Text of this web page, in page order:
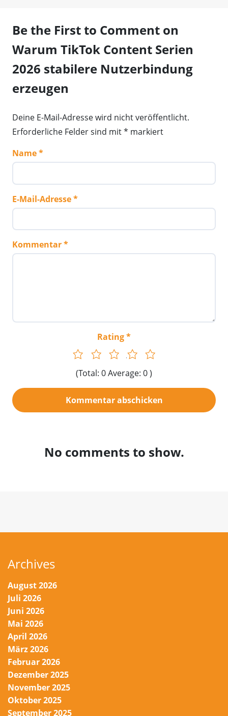
Be the First to Comment on
Warum TikTok Content Serien
2026 stabilere Nutzerbindung
erzeugen
Deine E-Mail-Adresse wird nicht veröffentlicht.
Erforderliche Felder sind mit* markiert
Name
E-Mail-Adresse
Kommentar
Rating
4
(Total: 0 Average: 0 )
No comments to show.
Archives
August 2026
Juli 2026
Juni 2026
Mai 2026
April 2026
März 2026
Februar 2026
Dezember 2025
November 2025
Oktober 2025
September 2025